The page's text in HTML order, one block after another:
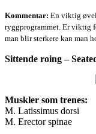
Kommentar: En viktig
ryggprogrammet. Er viktig
man blir sterkere kan man
Sittende roing –
Muskler som trenes:
M. Latissimus dorsi
M. Erector spinae